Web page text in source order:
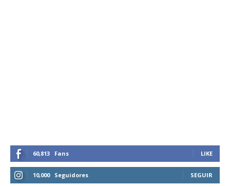
60,813 Fans LIKE
10,000 Seguidores SEGUIR